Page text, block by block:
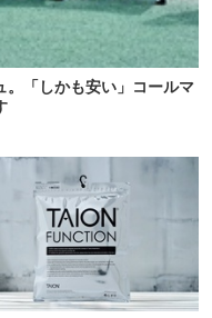
。「しかも安い」コールマ